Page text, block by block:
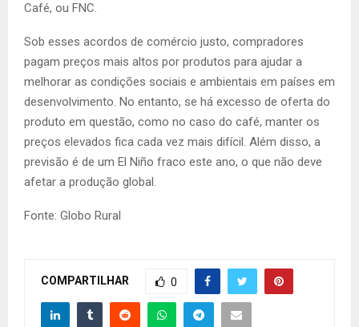
Café, ou FNC.
Sob esses acordos de comércio justo, compradores
pagam preços mais altos por produtos para ajudar a
melhorar as condições sociais e ambientais em países em
desenvolvimento. No entanto, se há excesso de oferta do
produto em questão, como no caso do café, manter os
preços elevados fica cada vez mais difícil. Além disso, a
previsão é de um El Niño fraco este ano, o que não deve
afetar a produção global.
Fonte: Globo Rural
COMPARTILHAR 0